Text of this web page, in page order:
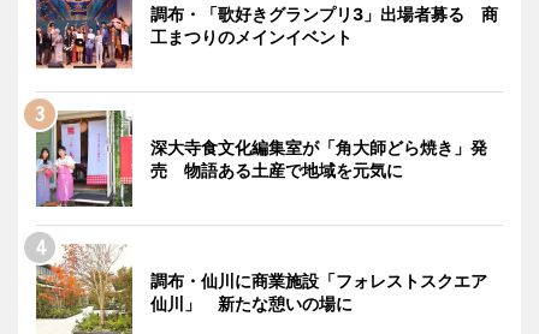
調布・「歌好きグランプリ3」出場者募る 商
工まつりのメインイベント
深大寺食文化編集室が「角大師どら焼き」発
売 物語ある土産で地域を元気に
調布・仙川に商業施設「フォレストスクエア
仙川」 新たな憩いの場に